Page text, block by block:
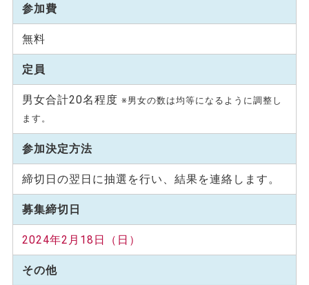
参加費
無料
定員
男女合計20名程度※男女の数は均等になるように調整し
ます。
参加決定方法
締切日の翌日に抽選を行い、結果を連絡します。
募集締切日
2024年2月18日（日）
その他